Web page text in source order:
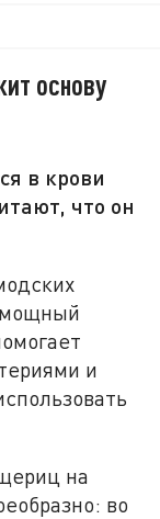
основу
в крови
что он
мощный
и
на
во